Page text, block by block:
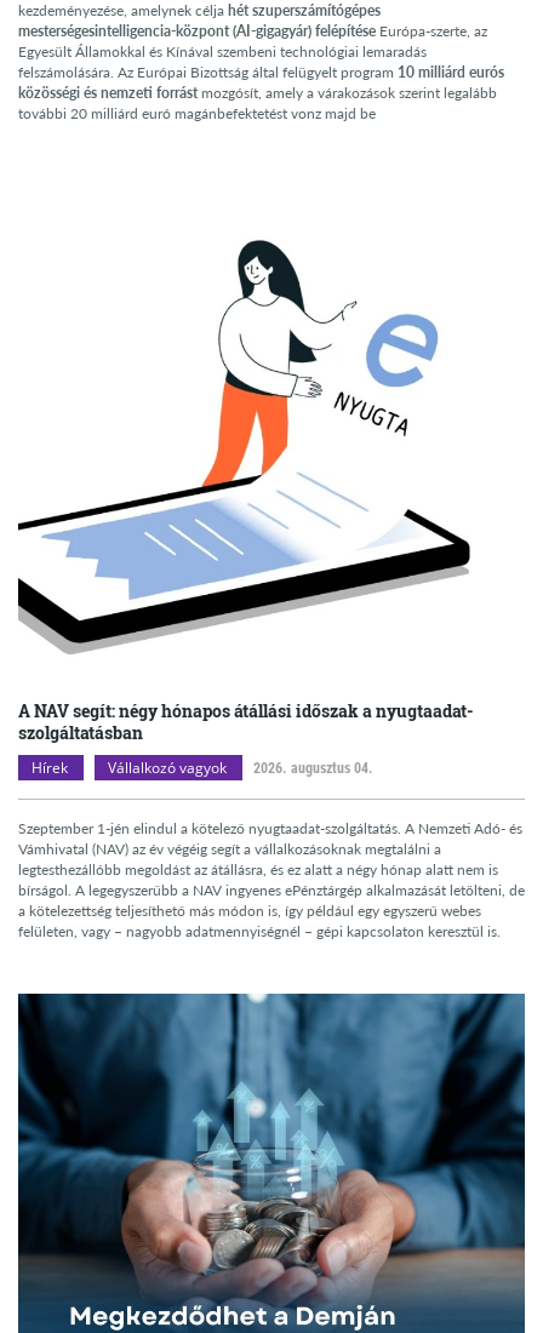
kezdeményezése, amelynek célja hét szuperszámítógépes
mesterségesintelligencia-központ (AI-gigagyár) felépítése Európa-szerte, az
Egyesült Államokkal és Kínával szembeni technológiai lemaradás
felszámolására. Az Európai Bizottság által felügyelt program 10 milliárd eurós
közösségi és nemzeti forrástmozgósít, amely a várakozások szerint legalább
további 20 milliárd euró magánbefektetést vonz majd be
A NAV segít: négy hónapos átállási időszak a nyugtaadat-
szolgáltatásban
Hírek Vállalkozó vagyok 2026. augusztus 04.
Szeptember 1-jén elindul a kötelező nyugtaadat-szolgáltatás. A Nemzeti Adó- és
Vámhivatal (NAV) az év végéig segít a vállalkozásoknak megtalálni a
legtesthezállóbb megoldást az átállásra, és ez alatt a négy hónap alatt nem is
bírságol. A legegyszerűbb a NAV ingyenes ePénztárgép alkalmazását letölteni, de
a kötelezettség teljesíthető más módon is, így például egy egyszerű webes
felületen, vagy – nagyobb adatmennyiségnél – gépi kapcsolaton keresztül is.